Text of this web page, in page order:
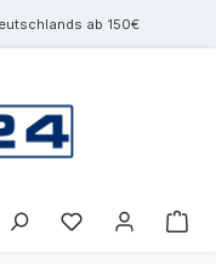
ab 150€